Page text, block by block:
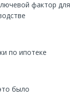
фактор для
по ипотеке
было